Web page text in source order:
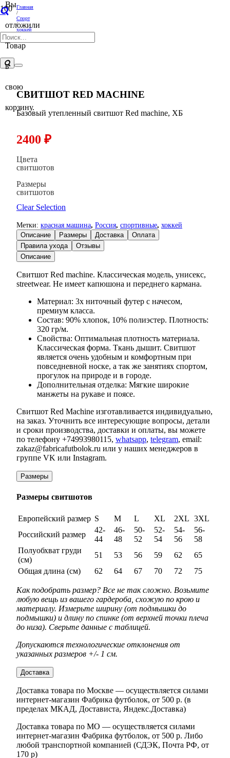
Вы
отложили
Товар
в
свою
корзину.
Главная
/
Спорт
/
хоккей
/
Свитшот Red machine
СВИТШОТ RED MACHINE
Базовый утепленный свитшот Red machine, ХБ
2400 ₽
Цвета
свитшотов
Размеры
свитшотов
Clear Selection
Метки: красная машина, Россия, спортивные, хоккей
Описание
Размеры Доставка
Оплата
Правила ухода
Отзывы
Описание
Свитшот Red machine. Классическая модель, унисекс,
streetwear. Не имеет капюшона и переднего кармана.
Материал: 3х ниточный футер с начесом,
премиум класса.
Состав: 90% хлопок, 10% полиэстер. Плотность:
320 гр/м.
Свойства: Оптимальная плотность материала.
Классическая форма. Ткань дышит. Свитшот
является очень удобным и комфортным при
повседневной носке, а так же занятиях спортом,
прогулок на природе и в городе.
Дополнительная отделка: Мягкие широкие
манжеты на рукаве и поясе.
Свитшот Red Machine изготавливается индивидуально,
на заказ. Уточнить все интересующие вопросы, детали
и сроки производства, доставки и оплаты, вы можете
по телефону +74993980115, whatsapp, telegram, email:
zakaz@fabricafutbolok.ru или у наших менеджеров в
группе VK или Instagram.
Размеры
Размеры свитшотов
Европейский размер S M L XL 2XL 3XL
Российский размер
42-
44
46-
48
50-
52
52-
54
54-
56
56-
58
Полуобхват груди
(см)
51 53 56 59 62
65
Общая длина (см)
62 64 67 70 72 75
Как подобрать размер? Все не так сложно. Возьмите
любую вещь из вашего гардероба, схожую по крою и
материалу. Измерьте ширину (от подмышки до
подмышки) и длину по спинке (от верхней точки плеча
до низа). Сверьте данные с таблицей.
Допускаются технологические отклонения от
указанных размеров +/- 1 см.
Доставка
Доставка товара по Москве — осуществляется силами
интернет-магазин Фабрика футболок, от 500 р. (в
пределах МКАД, Достависта, Яндекс.Доставка)
Доставка товара по МО — осуществляется силами
интернет-магазин Фабрика футболок, от 500 р. Либо
любой транспортной компанией (СДЭК, Почта РФ, от
170 р)